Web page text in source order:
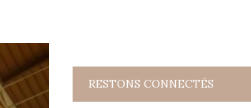
RESTONS CONNECTÉS